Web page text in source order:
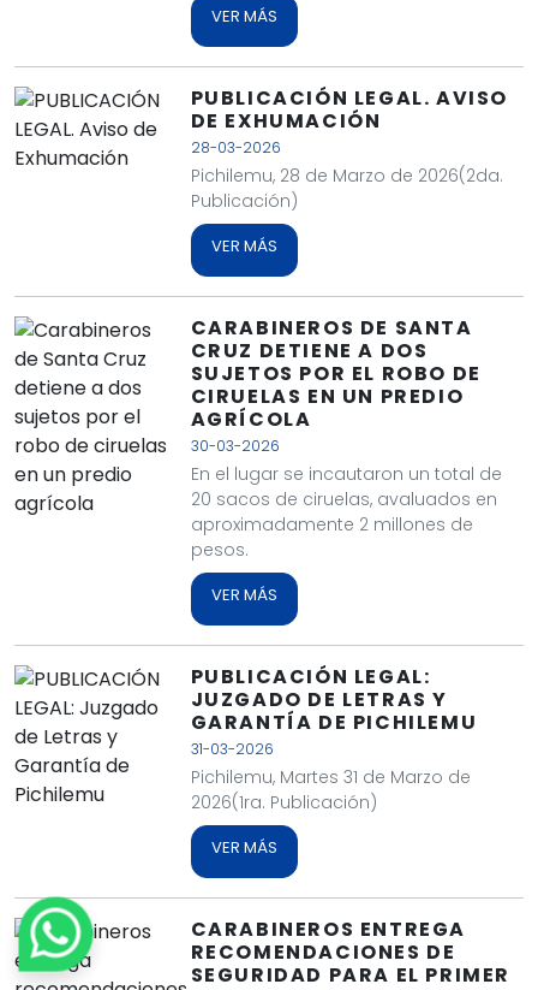
VER MÁS
PUBLICACIÓN LEGAL. AVISO
DE EXHUMACIÓN
28-03-2026
Pichilemu, 28 de Marzo de 2026(2da.
Publicación)
VER MÁS
CARABINEROS DE SANTA
CRUZ DETIENE A DOS
SUJETOS POR EL ROBO DE
CIRUELAS EN UN PREDIO
AGRÍCOLA
30-03-2026
En el lugar se incautaron un total de
20 sacos de ciruelas, avaluados en
aproximadamente 2 millones de
pesos.
VER MÁS
PUBLICACIÓN LEGAL:
JUZGADO DE LETRAS Y
GARANTÍA DE PICHILEMU
31-03-2026
Pichilemu, Martes 31 de Marzo de
2026(1ra. Publicación)
VER MÁS
CARABINEROS ENTREGA
RECOMENDACIONES DE
SEGURIDAD PARA EL PRIMER